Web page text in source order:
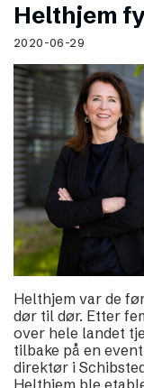
Helthjem
2020-06-29
Helthjem var de
dør til dør. Etter
over hele landet
tilbake på en
direktør i